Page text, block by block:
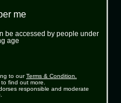
me
be accessed by people under
age
to ourTerms & Condition.
to find out more.
responsible and moderate